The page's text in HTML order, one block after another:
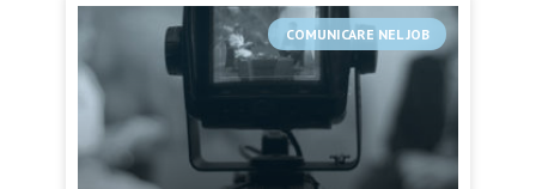
COMUNICARE NEL JOB